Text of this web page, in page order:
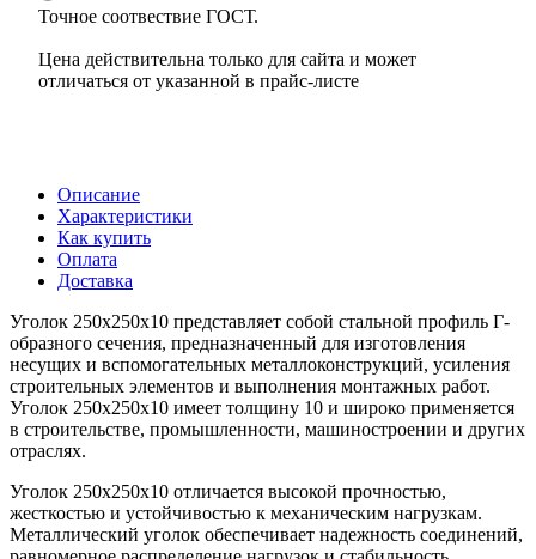
Точное соотвествие ГОСТ.
Цена действительна только для сайта и может
отличаться от указанной в прайс-листе
Описание
Характеристики
Как купить
Оплата
Доставка
Уголок 250х250х10 представляет собой стальной профиль Г-
образного сечения, предназначенный для изготовления
несущих и вспомогательных металлоконструкций, усиления
строительных элементов и выполнения монтажных работ.
Уголок 250х250х10 имеет толщину 10 и широко применяется
в строительстве, промышленности, машиностроении и других
отраслях.
Уголок 250х250х10 отличается высокой прочностью,
жесткостью и устойчивостью к механическим нагрузкам.
Металлический уголок обеспечивает надежность соединений,